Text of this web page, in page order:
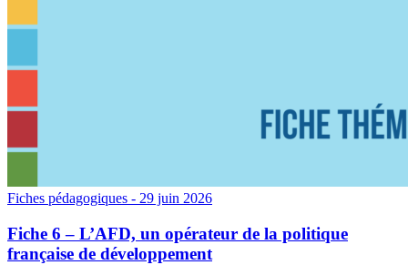
Fiches pédagogiques - 29 juin 2026
Fiche 6 – L’AFD, un opérateur de la politique
française de développement